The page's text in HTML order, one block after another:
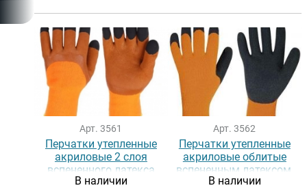
Арт. 3561
Перчатки утепленные
акриловые 2 слоя
вспененного латекса
(утепленные)
В наличии
Арт. 3562
Перчатки утепленные
акриловые облитые
вспененным латексом,
1/4 (утепленные)
В наличии